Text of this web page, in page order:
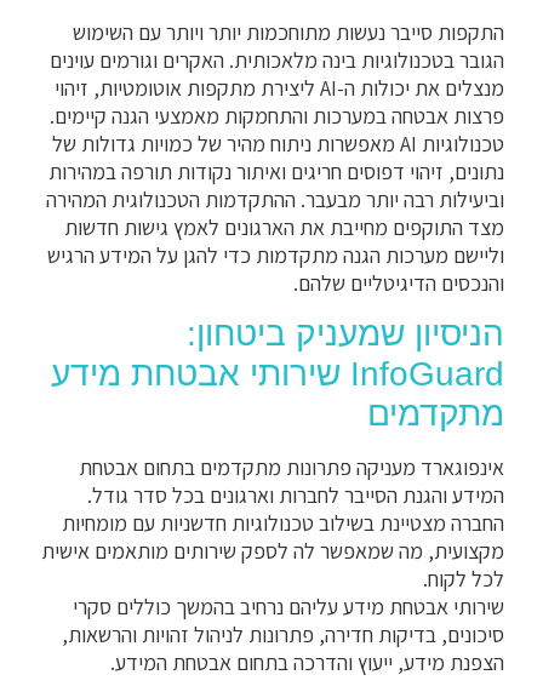
התקפות סייבר נעשות מתוחכמות יותר ויותר עם השימוש
הגובר בטכנולוגיות בינה מלאכותית. האקרים וגורמים עוינים
מנצלים את יכולות ה-AI ליצירת מתקפות אוטומטיות, זיהוי
פרצות אבטחה במערכות והתחמקות מאמצעי הגנה קיימים.
טכנולוגיות AI מאפשרות ניתוח מהיר של כמויות גדולות של
נתונים, זיהוי דפוסים חריגים ואיתור נקודות תורפה במהירות
וביעילות רבה יותר מבעבר. ההתקדמות הטכנולוגית המהירה
מצד התוקפים מחייבת את הארגונים לאמץ גישות חדשות
וליישם מערכות הגנה מתקדמות כדי להגן על המידע הרגיש
והנכסים הדיגיטליים שלהם.
הניסיון שמעניק ביטחון:
InfoGuard שירותי אבטחת מידע
מתקדמים
אינפוגארד מעניקה פתרונות מתקדמים בתחום אבטחת
המידע והגנת הסייבר לחברות וארגונים בכל סדר גודל.
החברה מצטיינת בשילוב טכנולוגיות חדשניות עם מומחיות
מקצועית, מה שמאפשר לה לספק שירותים מותאמים אישית
לכל לקוח.
שירותי אבטחת מידע עליהם נרחיב בהמשך כוללים סקרי
סיכונים, בדיקות חדירה, פתרונות לניהול זהויות והרשאות,
הצפנת מידע, ייעוץ והדרכה בתחום אבטחת המידע.